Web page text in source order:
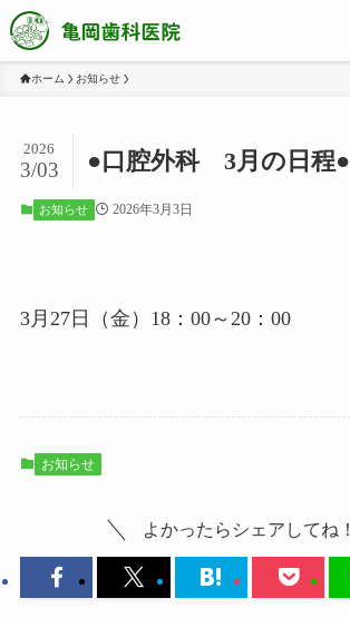
ホーム お知らせ
●口腔外科 3月の日程●
2026
3/03
お知らせ 2026年3月3日
3月27日（金）18：00～20：00
お知らせ
よかったらシェアしてね！